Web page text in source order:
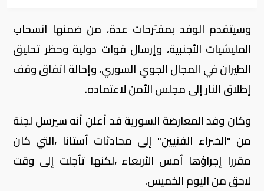
وسيتقدم الوفد بمقترحات عدة، من ضمنها انسحاب
المليشيات الأجنبية، وإرسال قوات دولية وحظر تحليق
الطيران في المجال الجوي السوري، وإحالة اتفاق وقف
إطلاق النار إلى مجلس الأمن لاعتماده.
وكان وفد المعارضة السورية قد أعلن أنه سيرسل لجنة
من "الخبراء الفنيين" إلى محادثات أستانا ،التي كان
مقررا إجراؤها أمس الأربعاء ،لكنها تأجلت إلى وقت
لاحق من اليوم الخميس.